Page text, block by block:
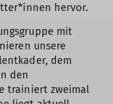
hervor.
mit
unsere
dem
den
trainiert zweimal